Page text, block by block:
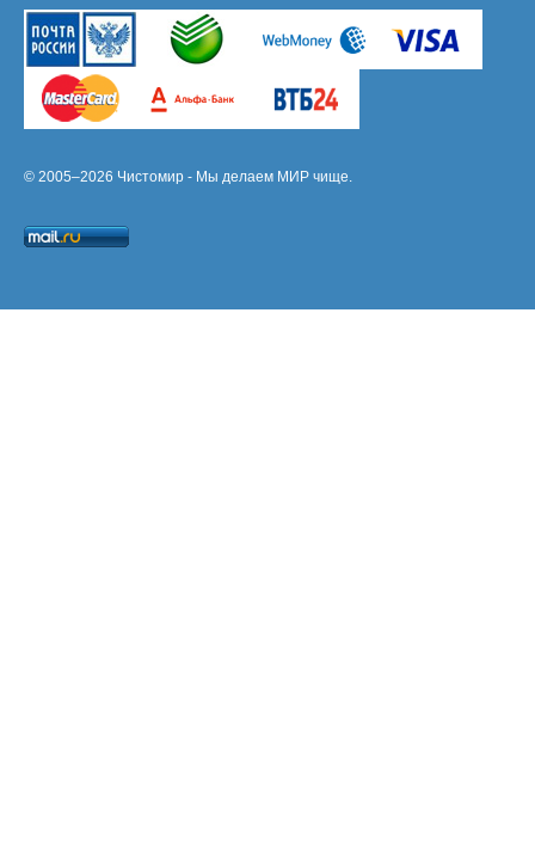
© 2005–2026 Чистомир - Мы делаем МИР чище.